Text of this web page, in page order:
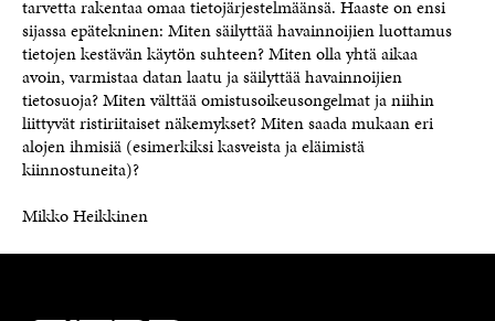
tarvetta rakentaa omaa tietojärjestelmäänsä. Haaste on ensi
sijassa epätekninen: Miten säilyttää havainnoijien luottamus
tietojen kestävän käytön suhteen? Miten olla yhtä aikaa
avoin, varmistaa datan laatu ja säilyttää havainnoijien
tietosuoja? Miten välttää omistusoikeusongelmat ja niihin
liittyvät ristiriitaiset näkemykset? Miten saada mukaan eri
alojen ihmisiä (esimerkiksi kasveista ja eläimistä
kiinnostuneita)?
Mikko Heikkinen